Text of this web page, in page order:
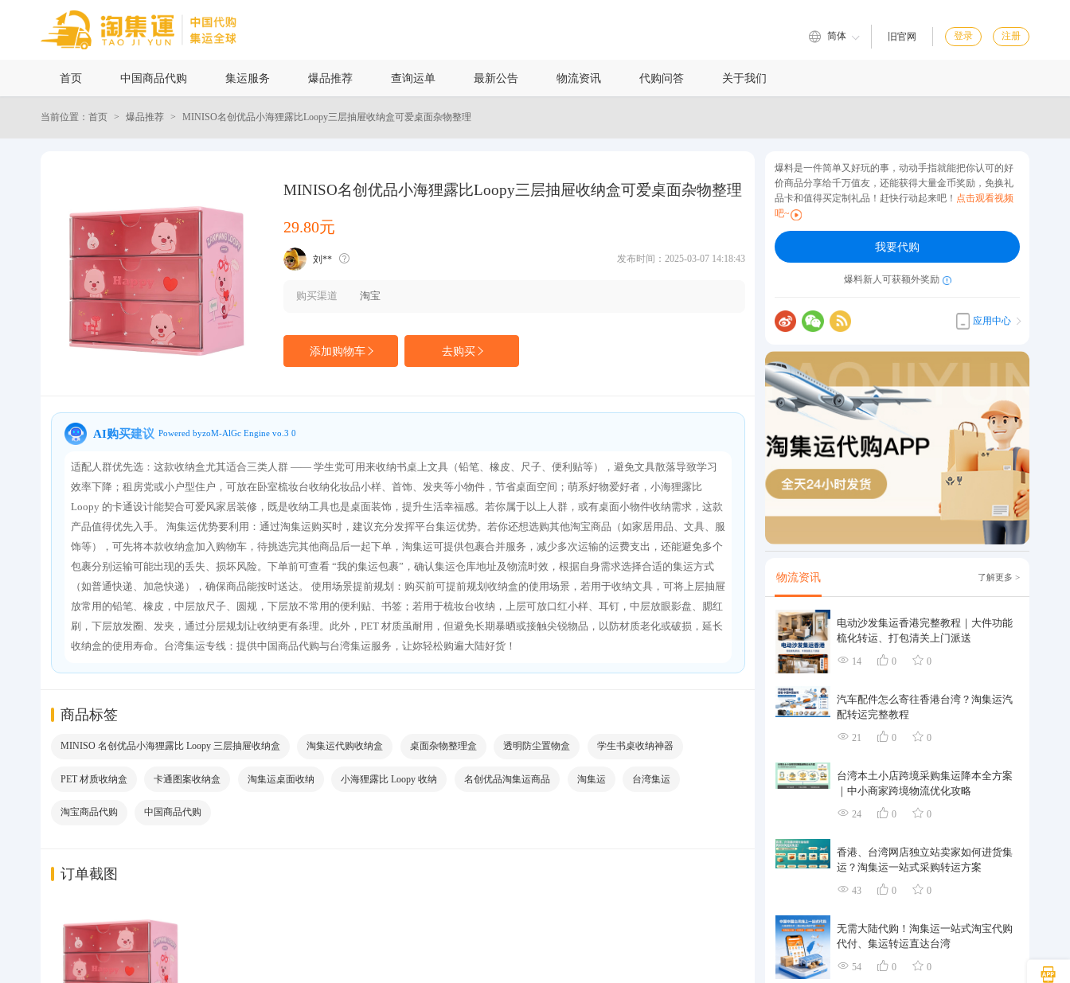
简体 旧官网 登录 注册
首页 中国商品代购 集运服务 爆品推荐 查询运单 最新公告 物流资讯 代购问答 关于我们
当前位置：首页 爆品推荐 MINISO名创优品小海狸露比Loopy三层抽屉收纳盒可爱桌面杂物整理
MINISO名创优品小海狸露比Loopy三层抽屉收纳盒可爱桌面杂物整理
29.80元
刘** 发布时间：2025-03-07 14:18:43
购买渠道 淘宝
添加购物车 去购买
AI购买建议 Powered byzoM-AlGc Engine vo.3 0
适配人群优先选：这款收纳盒尤其适合三类人群 —— 学生党可用来收纳书桌上文具（铅笔、橡皮、尺子、便利贴等），避免文具散落导致学习
效率下降；租房党或小户型住户，可放在卧室梳妆台收纳化妆品小样、首饰、发夹等小物件，节省桌面空间；萌系好物爱好者，小海狸露比
Loopy 的卡通设计能契合可爱风家居装修，既是收纳工具也是桌面装饰，提升生活幸福感。若你属于以上人群，或有桌面小物件收纳需求，这款
产品值得优先入手。 淘集运优势要利用：通过淘集运购买时，建议充分发挥平台集运优势。若你还想选购其他淘宝商品（如家居用品、文具、服
饰等），可先将本款收纳盒加入购物车，待挑选完其他商品后一起下单，淘集运可提供包裹合并服务，减少多次运输的运费支出，还能避免多个
包裹分别运输可能出现的丢失、损坏风险。下单前可查看 “我的集运包裹”，确认集运仓库地址及物流时效，根据自身需求选择合适的集运方式
（如普通快递、加急快递），确保商品能按时送达。 使用场景提前规划：购买前可提前规划收纳盒的使用场景，若用于收纳文具，可将上层抽屉
放常用的铅笔、橡皮，中层放尺子、圆规，下层放不常用的便利贴、书签；若用于梳妆台收纳，上层可放口红小样、耳钉，中层放眼影盘、腮红
刷，下层放发圈、发夹，通过分层规划让收纳更有条理。此外，PET 材质虽耐用，但避免长期暴晒或接触尖锐物品，以防材质老化或破损，延长
收纳盒的使用寿命。台湾集运专线：提供中国商品代购与台湾集运服务，让妳轻松购遍大陆好货！
商品标签
MINISO 名创优品小海狸露比 Loopy 三层抽屉收纳盒 淘集运代购收纳盒 桌面杂物整理盒 透明防尘置物盒 学生书桌收纳神器
PET 材质收纳盒 卡通图案收纳盒 淘集运桌面收纳 小海狸露比 Loopy 收纳 名创优品淘集运商品 淘集运 台湾集运
淘宝商品代购 中国商品代购
订单截图
爆料是一件简单又好玩的事，动动手指就能把你认可的好
价商品分享给千万值友，还能获得大量金币奖励，免换礼
品卡和值得买定制礼品！赶快行动起来吧！ 点击观看视频
吧~
我要代购
爆料新人可获额外奖励
应用中心
物流资讯 了解更多 >
电动沙发集运香港完整教程｜大件功能
梳化转运、打包清关上门派送
14 0 0
汽车配件怎么寄往香港台湾？淘集运汽
配转运完整教程
21 0 0
台湾本土小店跨境采购集运降本全方案
｜中小商家跨境物流优化攻略
24 0 0
香港、台湾网店独立站卖家如何进货集
运？淘集运一站式采购转运方案
43 0 0
无需大陆代购！淘集运一站式淘宝代购
代付、集运转运直达台湾
54 0 0